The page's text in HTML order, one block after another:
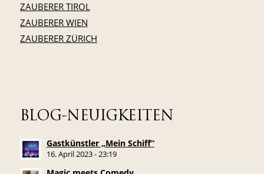
ZAUBERER TIROL
ZAUBERER WIEN
ZAUBERER ZÜRICH
BLOG-NEUIGKEITEN
Gastkünstler „Mein Schiff“
16. April 2023 - 23:19